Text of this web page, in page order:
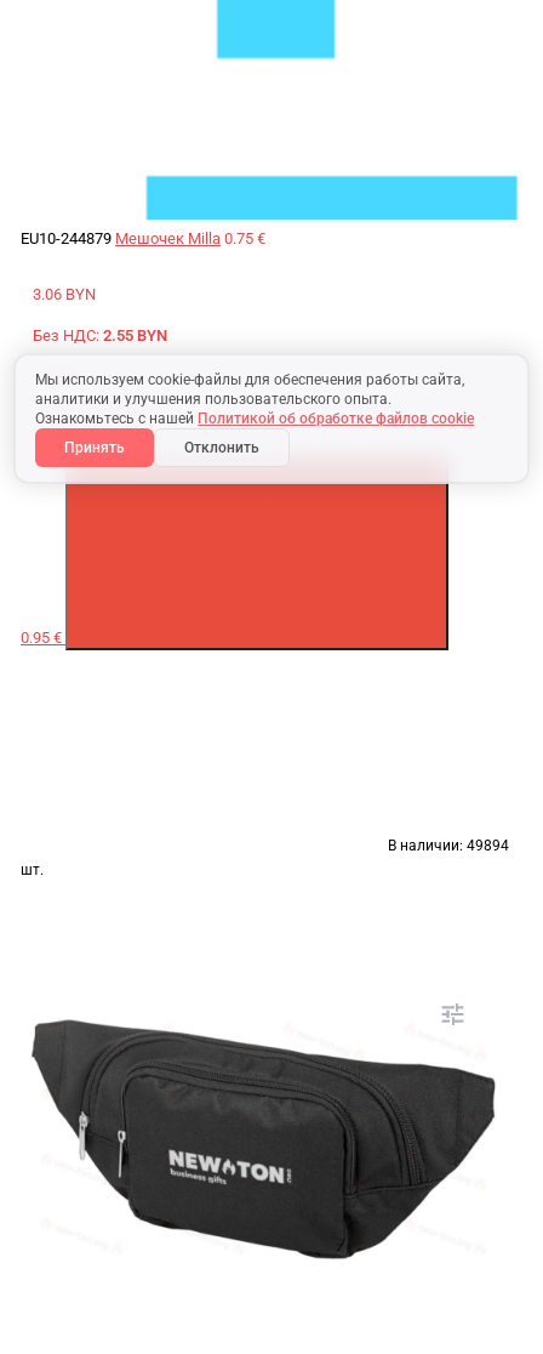
Мы используем cookie-файлы для обеспечения работы сайта,
аналитики и улучшения пользовательского опыта.
Ознакомьтесь с нашей Политикой об обработке файлов cookie
Принять
Отклонить
EU10-244879 Мешочек Milla 0.75 €
3.06 BYN
Без НДС: 2.55 BYN
92.84 ₽
Без НДС:76.10 ₽
0.95 €
В наличии: 49894
шт.